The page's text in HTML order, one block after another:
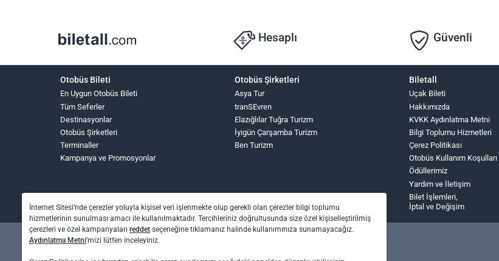
Hesaplı Güvenli
Otobüs Bileti
En Uygun Otobüs Bileti
Tüm Seferler
Destinasyonlar
Otobüs Şirketleri
Terminaller
Kampanya ve Promosyonlar
Otobüs Şirketleri
Asya Tur
tranSEvren
Elazığlılar Tuğra Turizm
İyigün Çarşamba Turizm
Ben Turizm
Biletall
Uçak Bileti
Hakkımızda
KVKK Aydınlatma Metni
Bilgi Toplumu Hizmetleri
Çerez Politikası
Otobüs Kullanım Koşulları
Ödüllerimiz
Yardım ve İletişim
Bilet İşlemleri,
İptal ve Değişim
İnternet Sitesi’nde çerezler yoluyla kişisel veri işlenmekte olup gerekli olan çerezler bilgi toplumu
hizmetlerinin sunulması amacı ile kullanılmaktadır. Tercihleriniz doğrultusunda size özel kişiselleştirilmiş
çerezleri ve özel kampanyaları reddet seçeneğine tıklamanız halinde kullanımınıza sunamayacağız.
Aydınlatma Metni’mizi lütfen inceleyiniz.